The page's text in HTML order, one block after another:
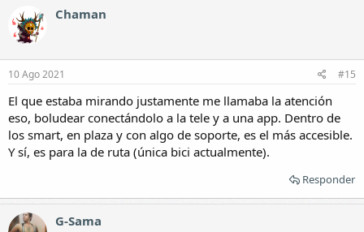
Chaman
10 Ago 2021 #15
El que estaba mirando justamente me llamaba la atención
eso, boludear conectándolo a la tele y a una app. Dentro de
los smart, en plaza y con algo de soporte, es el más accesible.
Y sí, es para la de ruta (única bici actualmente).
Responder
G-Sama